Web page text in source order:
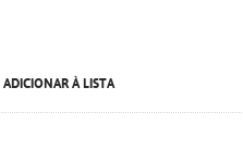
ADICIONAR À LISTA